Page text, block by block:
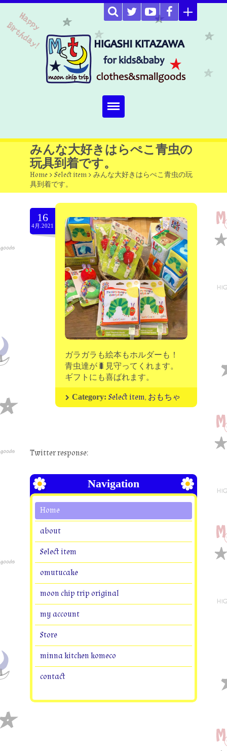
Home
about
Select item
omutucake
moon chip trip original
my account
Store
minna kitchen komeco
contact
みんな大好きはらぺこ青虫の
玩具到着です。
Home > Select item > みんな大好きはらぺこ青虫の玩
具到着です。
16
4月.2021
ガラガラも絵本もホルダーも！
青虫達が🐛見守ってくれます。
ギフトにも喜ばれます。
Category: Select item, おもちゃ
Twitter response:
Navigation
Home
about
Select item
omutucake
moon chip trip original
my account
Store
minna kitchen komeco
contact